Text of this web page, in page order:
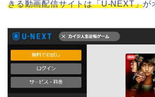
きる動画配信サイトは「U-NEXT」が